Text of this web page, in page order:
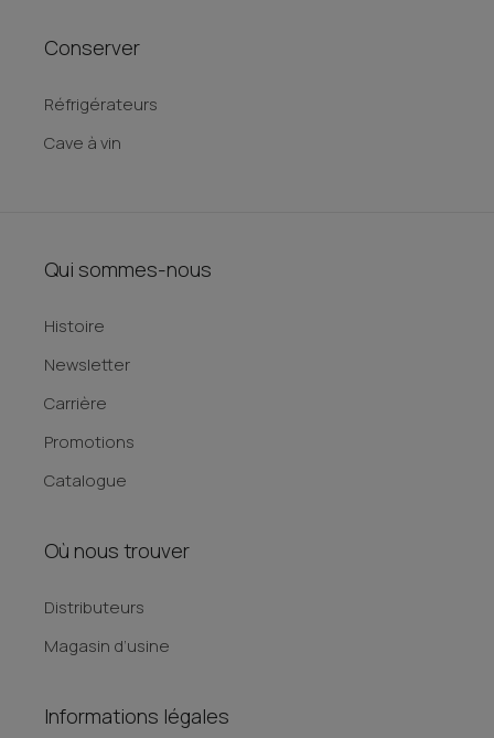
Conserver
Réfrigérateurs
Cave à vin
Qui sommes-nous
Histoire
Newsletter
Carrière
Promotions
Catalogue
Où nous trouver
Distributeurs
Magasin d’usine
Informations légales